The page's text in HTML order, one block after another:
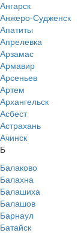
Ангарск
Анжеро-Судженск
Апатиты
Апрелевка
Арзамас
Армавир
Арсеньев
Артем
Архангельск
Асбест
Астрахань
Ачинск
Б
Балаково
Балахна
Балашиха
Балашов
Барнаул
Батайск